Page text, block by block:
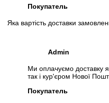
Слідкувати в Instagram
Покупатель
Яка вартість доставки
Admin
Ми оплачуємо доставку
так і кур'єром Нової
Покупатель